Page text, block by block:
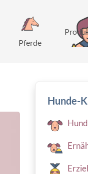
Pferde
Hunde-